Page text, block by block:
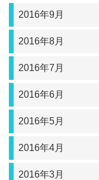
2016年9月
2016年8月
2016年7月
2016年6月
2016年5月
2016年4月
2016年3月